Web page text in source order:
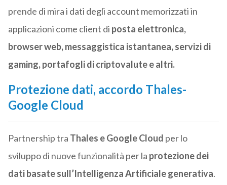
prende di mira i dati degli account memorizzati in
applicazioni come client di posta elettronica,
browser web, messaggistica istantanea, servizi di
gaming, portafogli di criptovalute e altri.
Protezione dati, accordo Thales-
Google Cloud
Partnership tra Thales e Google Cloud per lo
sviluppo di nuove funzionalità per la protezione dei
dati basate sull’Intelligenza Artificiale generativa.